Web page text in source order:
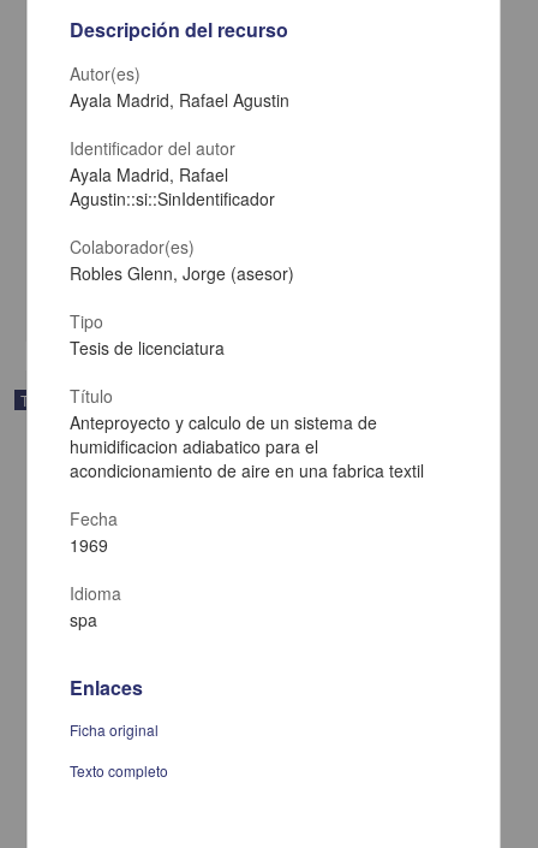
Estudio sobre seguridad e higiene en la industria de la
galvanoplastia
Biología y Química
Trabajo de grado
Galvan Uriarte, Pedro S.
Descripción del recurso
Autor(es)
Ayala Madrid, Rafael Agustin
Identificador del autor
Ayala Madrid, Rafael
Agustin::si::SinIdentificador
Colaborador(es)
Robles Glenn, Jorge (asesor)
Tipo
Tesis de licenciatura
Título
Anteproyecto y calculo de un sistema de
humidificacion adiabatico para el
acondicionamiento de aire en una fabrica textil
Fecha
1969
Idioma
spa
Enlaces
Ficha original
Texto completo